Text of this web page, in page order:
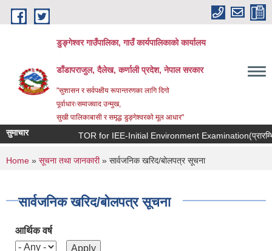
Skip to main content
डुङ्गेश्वर गाउँपालिका, गाउँ कार्यपालिकाको कार्यालय
डाँडापराजुल, दैलेख, कर्णाली प्रदेश, नेपाल सरकार
"सुशासन र सर्वपक्षीय रूपान्तरणका लागि दिगो
पूर्वाधारःसमाजवाद उन्मुख,
सुखी पालिकाबासी र समृद्ध डुङ्गेश्वरको मूल आधार"
सुमाचार TOR for IEE-Initial Environment Examination(प्रारम्भिक
You are here
Home » सूचना तथा जानकारी» सार्वजनिक खरिद/बोलपत्र सूचना
सार्वजनिक खरिद/बोलपत्र सूचना
आर्थिक वर्ष